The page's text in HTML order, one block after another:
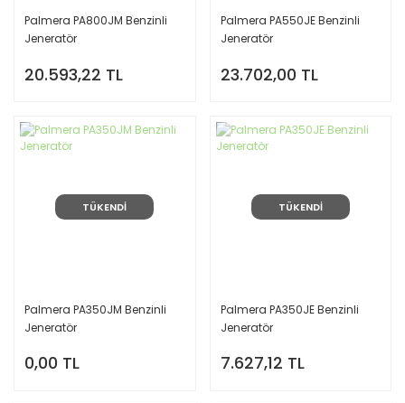
Palmera PA800JM Benzinli
Jeneratör
20.593,22 TL
Palmera PA550JE Benzinli
Jeneratör
23.702,00 TL
TÜKENDİ
Palmera PA350JM Benzinli
Jeneratör
0,00 TL
TÜKENDİ
Palmera PA350JE Benzinli
Jeneratör
7.627,12 TL